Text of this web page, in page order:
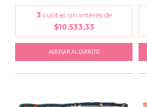
3 cuotas sin interés de
$10.533,33
AGREGAR AL CARRITO